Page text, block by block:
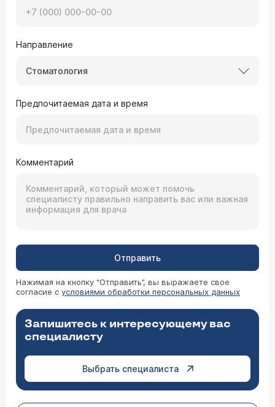
Направление
Стоматология
Предпочитаемая дата и время
Комментарий
Отправить
Нажимая на кнопку “Отправить”, вы выражаете свое
согласие с условиями обработки персональных данных
Запишитесь к интересующему вас
специалисту
Выбрать специалиста